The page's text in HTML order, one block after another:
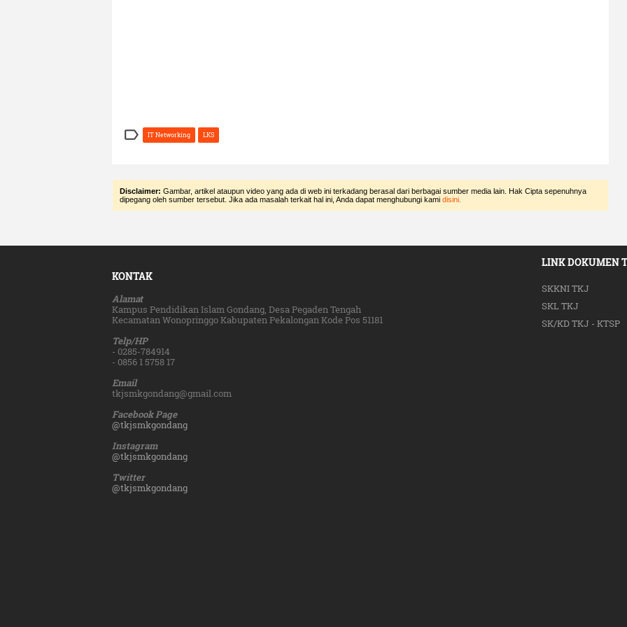
 IT Networking LKS
Disclaimer: Gambar, artikel ataupun video yang ada di web ini terkadang berasal dari berbagai sumber media lain. Hak Cipta sepenuhnya
dipegang oleh sumber tersebut. Jika ada masalah terkait hal ini, Anda dapat menghubungi kami disini.
KONTAK
Alamat
Kampus Pendidikan Islam Gondang, Desa Pegaden Tengah
Kecamatan Wonopringgo Kabupaten Pekalongan Kode Pos 51181
Telp/HP
- 0285-784914
- 0856 1 5758 17
Email
tkjsmkgondang@gmail.com
Facebook Page
@tkjsmkgondang
Instagram
@tkjsmkgondang
Twitter
@tkjsmkgondang
LINK DOKUMEN
SKKNI TKJ
SKL TKJ
SK/KD TKJ - KTSP